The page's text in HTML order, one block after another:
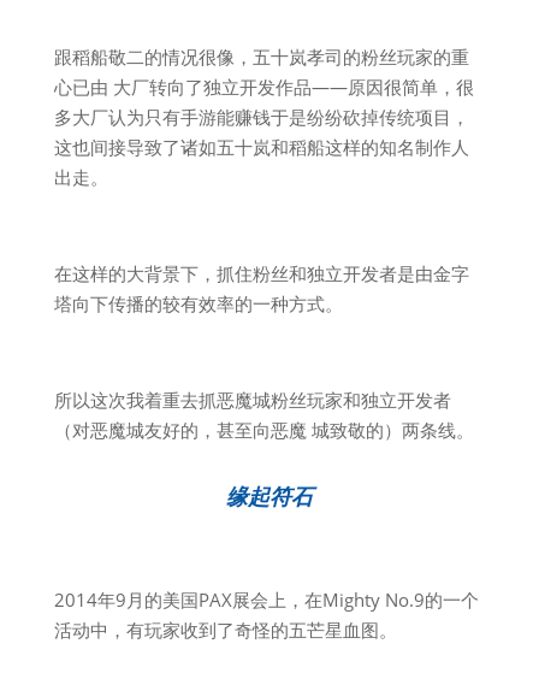
跟稻船敬二的情况很像，五十岚孝司的粉丝玩家的重
心已由 大厂转向了独立开发作品——原因很简单，很
多大厂认为只有手游能赚钱于是纷纷砍掉传统项目，
这也间接导致了诸如五十岚和稻船这样的知名制作人
出走。
在这样的大背景下，抓住粉丝和独立开发者是由金字
塔向下传播的较有效率的一种方式。
所以这次我着重去抓恶魔城粉丝玩家和独立开发者
（对恶魔城友好的，甚至向恶魔 城致敬的）两条线。
缘起符石
2014年9月的美国PAX展会上，在Mighty No.9的一个
活动中，有玩家收到了奇怪的五芒星血图。